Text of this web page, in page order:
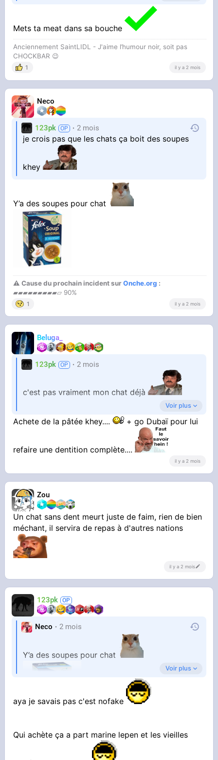
c'est plus un chat errant de merde qui squat
chez moi
Il est complètement attardé et pas très beau. Il
trisomique. Il aime les calins "violents" et a des
comportements bizarres
Mais comme j'ai un grand coeur je lui donne a
manger et je le laisse dormir à la maison quand
il veut même si je l'aime pas
Là il a presque plus de dents je fais quoi
Mets ta meat dans sa bouche
Anciennement SaintLIDL - J'aime l’humour noir, soit pas
CHOCKBAR 😉️
1 il y a 2 mois
Neco
123pk 2 mois
je crois pas que les chats ça boit des soupes
khey
Y’a des soupes pour chat
⚠ Cause du prochain incident surOnche.org :
▰▰▰▰▰▰▰▰▰▱ 90%
1 il y a 2 mois
Beluga_
123pk 2 mois
c'est pas vraiment mon chat déjà
c'est plus un chat errant de merde qui squat
chez moi
Il est complètement attardé et pas très beau. Il
se cogne souvent contre des trucs comme un
trisomique. Il aime les calins "violents" et a des
comportements bizarres
Mais comme j'ai un grand coeur je lui donne a
manger et je le laisse dormir à la maison quand
Là il a presque plus de dents je fais quoi
Voir plus
Achete de la pâtée khey.... + go Dubaï pour lui
refaire une dentition complète....
il y a 2 mois
Zou
Un chat sans dent meurt juste de faim, rien de bien
méchant, il servira de repas à d'autres nations
il y a 2 mois
123pk
Neco 2 mois
Y’a des soupes pour chat
Voir plus
aya je savais pas c'est nofake
Qui achète ça a part marine lepen et les vieilles